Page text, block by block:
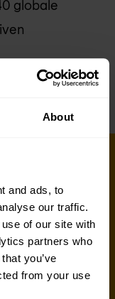
About
and ads, to
our traffic.
of our site with
partners who
you’ve
from your use
globale
loslegen
oder einem
in
unterstützen.